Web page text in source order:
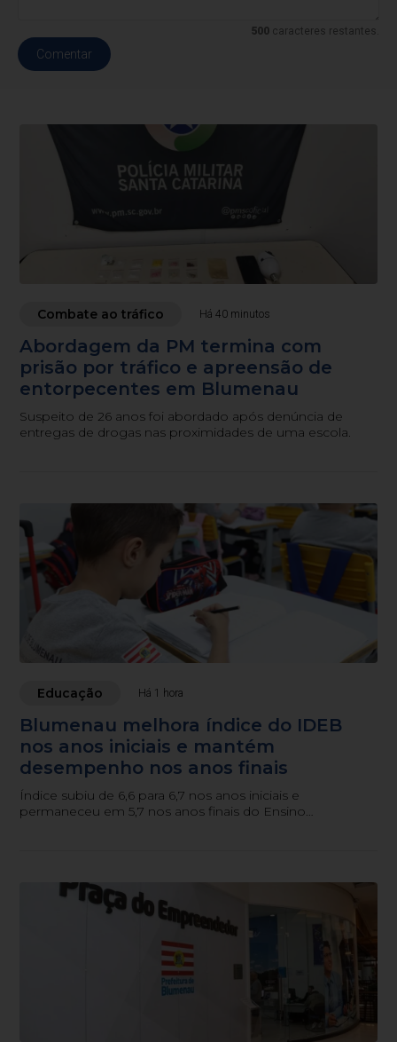
500caracteres restantes.
Comentar
Combate ao tráfico Há 40 minutos
Abordagem da PM termina com
prisão por tráfico e apreensão de
entorpecentes em Blumenau
Suspeito de 26 anos foi abordado após denúncia de
entregas de drogas nas proximidades de uma escola.
Educação Há 1 hora
Blumenau melhora índice do IDEB
nos anos iniciais e mantém
desempenho nos anos finais
Índice subiu de 6,6 para 6,7 nos anos iniciais e
permaneceu em 5,7 nos anos finais do Ensino